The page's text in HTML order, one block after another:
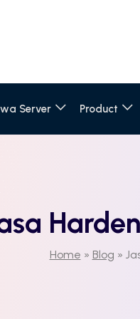
Server Product
Home » Blog »